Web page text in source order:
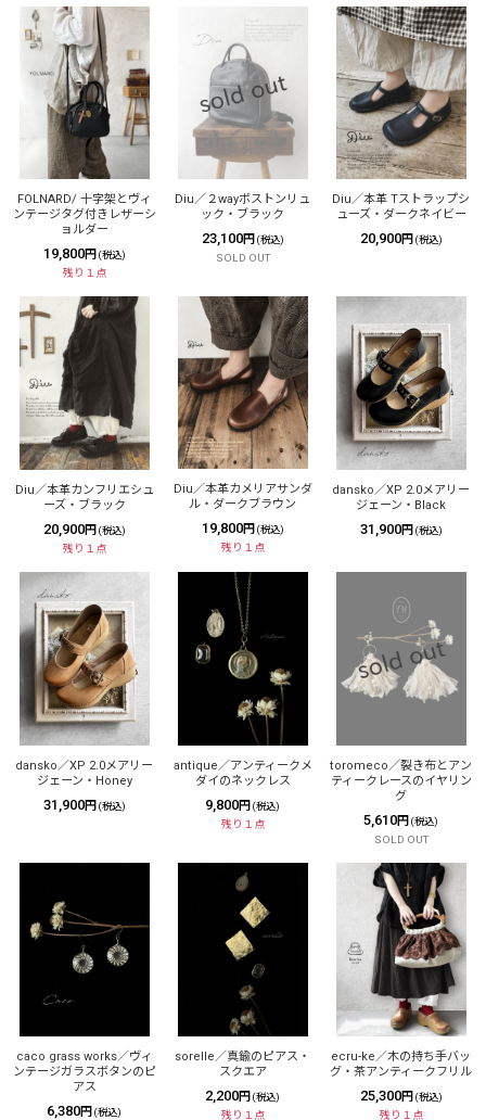
FOLNARD/ 十字架とヴィ
ンテージタグ付きレザーシ
ョルダー
19,800円 (税込)
残り１点
Diu／２wayボストンリュ
ック・ブラック
23,100円 (税込)
SOLD OUT
Diu／本革 Tストラップシ
ューズ・ダークネイビー
20,900円 (税込)
Diu／本革カンフリエシュ
ーズ・ブラック
20,900円 (税込)
残り１点
Diu／本革カメリアサンダ
ル・ダークブラウン
19,800円 (税込)
残り１点
dansko／XP 2.0メアリー
ジェーン・Black
31,900円 (税込)
dansko／XP 2.0メアリー
ジェーン・Honey
31,900円 (税込)
antique／アンティークメ
ダイのネックレス
9,800円 (税込)
残り１点
toromeco／裂き布とアン
ティークレースのイヤリン
グ
5,610円 (税込)
SOLD OUT
caco grass works／ヴィ
ンテージガラスボタンのピ
アス
6,380円 (税込)
sorelle／真鍮のピアス・
スクエア
2,200円 (税込)
残り１点
ecru-ke／木の持ち手バッ
グ・茶アンティークフリル
25,300円 (税込)
残り１点